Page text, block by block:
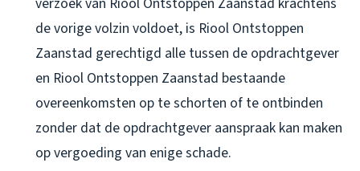
de vorige volzin voldoet, is Riool Ontstoppen
Zaanstad gerechtigd alle tussen de opdrachtgever
en Riool Ontstoppen Zaanstad bestaande
overeenkomsten op te schorten of te ontbinden
zonder dat de opdrachtgever aanspraak kan maken
op vergoeding van enige schade.